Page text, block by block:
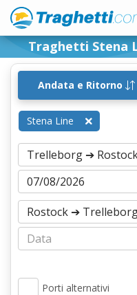
Traghetti Stena
Andata e Ritorno
Stena Line
Porti alternativi